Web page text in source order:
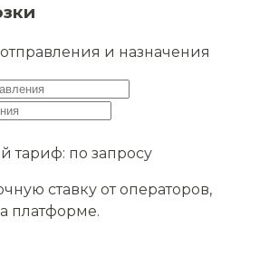
и назначения
тариф: по запросу
ставку от операторов,
платформе.